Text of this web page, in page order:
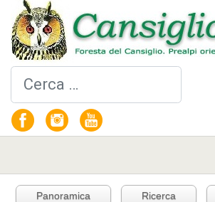
Cerca
Panoramica Ricerca